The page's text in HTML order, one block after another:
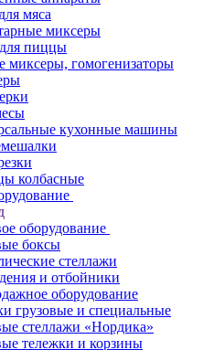
мяса
миксеры
пиццы
миксеры, гомогенизаторы
кухонные машины
колбасные
оборудование
боксы
стеллажи
и отбойники
оборудование
грузовые и специальные
стеллажи «Нордика»
тележки и корзины